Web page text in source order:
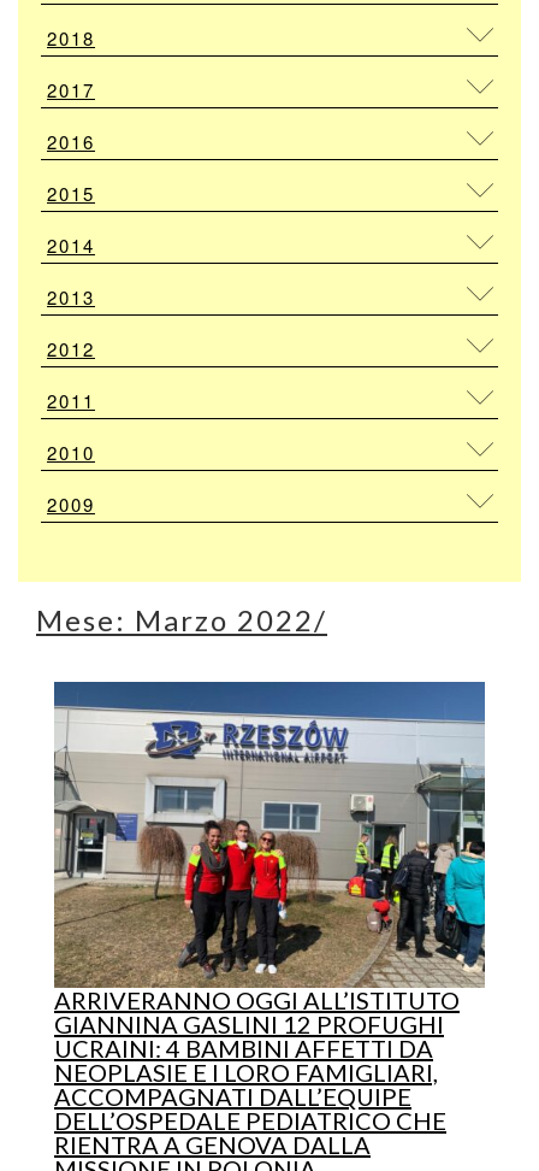
2018
2017
2016
2015
2014
2013
2012
2011
2010
2009
Mese: Marzo 2022/
ARRIVERANNO OGGI ALL’ISTITUTO
GIANNINA GASLINI 12 PROFUGHI
UCRAINI: 4 BAMBINI AFFETTI DA
NEOPLASIE E I LORO FAMIGLIARI,
ACCOMPAGNATI DALL’EQUIPE
DELL’OSPEDALE PEDIATRICO CHE
RIENTRA A GENOVA DALLA